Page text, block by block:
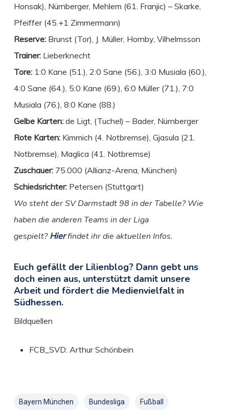
Honsak), Nürnberger, Mehlem (61. Franjic) – Skarke,
Pfeiffer (45.+1 Zimmermann)
Reserve: Brunst (Tor), J. Müller, Hornby, Vilhelmsson
Trainer: Lieberknecht
Tore: 1:0 Kane (51.), 2:0 Sane (56.), 3:0 Musiala (60.),
4:0 Sane (64.), 5:0 Kane (69.), 6:0 Müller (71.), 7:0
Musiala (76.), 8:0 Kane (88.)
Gelbe Karten:de Ligt, (Tuchel) – Bader, Nürnberger
Rote Karten:Kimmich (4. Notbremse), Gjasula (21.
Notbremse), Maglica (41. Notbremse)
Zuschauer: 75.000 (Allianz-Arena, München)
Schiedsrichter: Petersen (Stuttgart)
Wo steht der SV Darmstadt 98 in der Tabelle? Wie
haben die anderen Teams in der Liga
gespielt? Hierfindet ihr die aktuellen Infos.
Euch gefällt der Lilienblog? Dann gebt uns
doch einen aus, unterstützt damit unsere
Arbeit und fördert die Medienvielfalt in
Südhessen.
Bildquellen
FCB_SVD: Arthur Schönbein
Bayern München Bundesliga Fußball